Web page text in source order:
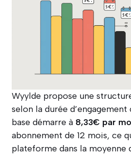
Wyylde propose une
selon la durée
base démarre à 8,33€ par
abonnement de 12 mois, ce
plateforme dans la moyenne